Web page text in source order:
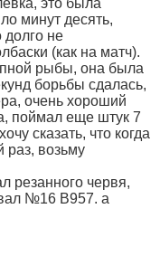
это была
минут десять,
долго не
(как на матч).
рыбы, она была
борьбы сдалась,
очень хороший
поймал еще штук 7
сказать, что когда
раз, возьму
резанного червя,
№16 B957. а